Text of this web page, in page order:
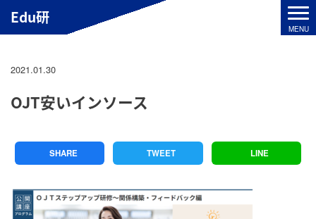
Edu研
2021.01.30
OJT安いインソース
SHARE TWEET LINE